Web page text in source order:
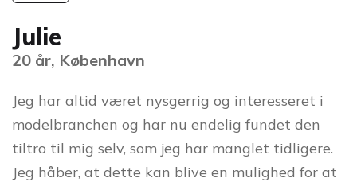
Julie
20 år, København
Jeg har altid været nysgerrig og interesseret i
modelbranchen og har nu endelig fundet den
tiltro til mig selv, som jeg har manglet tidligere.
Jeg håber, at dette kan blive en mulighed for at